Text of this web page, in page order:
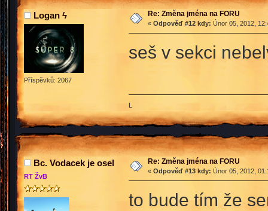
Logan ϟ
Příspěvků: 2067
Re: Změna jména na FORU
« Odpověď #12 kdy: Únor 05, 2012,
seš v sekci
L
Bc. Vodacek je osel
RT ŽvB
Re: Změna jména na FORU
« Odpověď #13 kdy: Únor 05, 2012,
to bude tím že